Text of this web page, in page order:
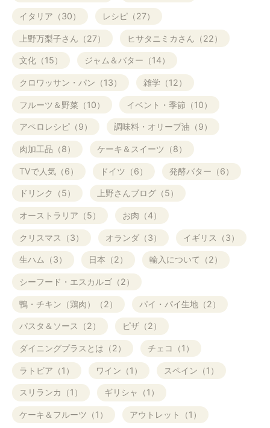
イタリア（30） レシピ（27）
上野万梨子さん（27） ヒサタニミカさん（22）
文化（15） ジャム＆バター（14）
クロワッサン・パン（13） 雑学（12）
フルーツ＆野菜（10） イベント・季節（10）
アペロレシピ（9） 調味料・オリーブ油（9）
肉加工品（8） ケーキ＆スイーツ（8）
TVで人気（6） ドイツ（6） 発酵バター（6）
ドリンク（5） 上野さんブログ（5）
オーストラリア（5） お肉（4）
クリスマス（3） オランダ（3） イギリス（3）
生ハム（3） 日本（2） 輸入について（2）
シーフード・エスカルゴ（2）
鴨・チキン（鶏肉）（2） パイ・パイ生地（2）
パスタ＆ソース（2） ピザ（2）
ダイニングプラスとは（2） チェコ（1）
ラトビア（1） ワイン（1） スペイン（1）
スリランカ（1） ギリシャ（1）
ケーキ＆フルーツ（1） アウトレット（1）